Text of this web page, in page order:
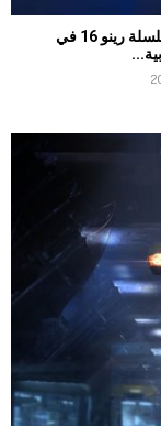
أوبو تطلق سلسلة رينو 16 في